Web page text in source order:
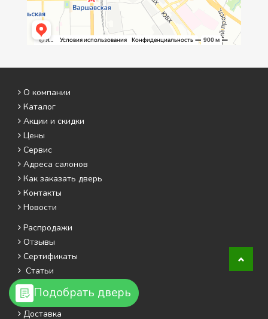
Подобрать дверь
О компании
Каталог
Акции и скидки
Цены
Сервис
Адреса салонов
Как заказать дверь
Контакты
Новости
Распродажи
Отзывы
Сертификаты
Статьи
Видео
Фотогалерея
Доставка